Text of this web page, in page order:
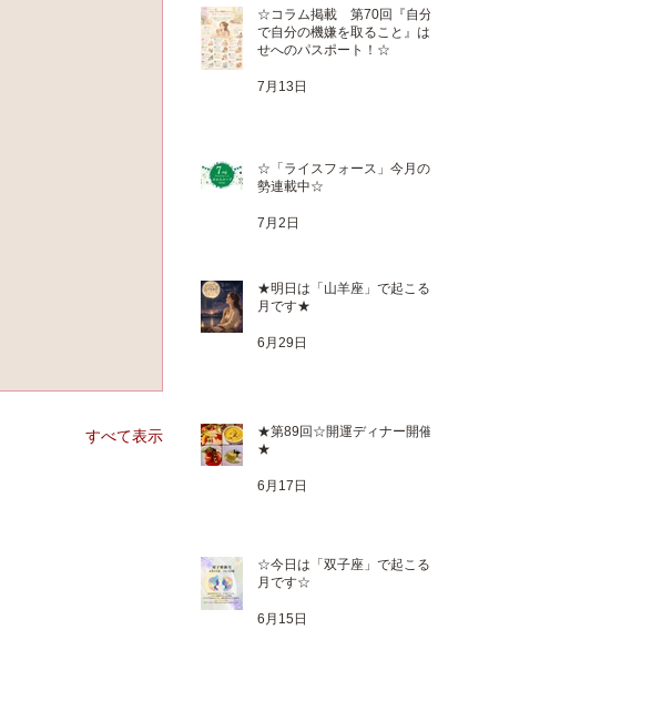
すべて表示
☆コラム掲載 第70回『自分
で自分の機嫌を取ること』は幸
せへのパスポート！☆
7月13日
☆「ライスフォース」今月の運
勢連載中☆
7月2日
★明日は「山羊座」で起こる満
月です★
6月29日
★第89回☆開運ディナー開催
★
6月17日
☆今日は「双子座」で起こる新
月です☆
6月15日